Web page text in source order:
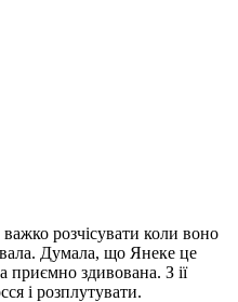
розчісувати коли воно
Думала, що Янеке це
приємно здивована. З ії
і розплутувати.